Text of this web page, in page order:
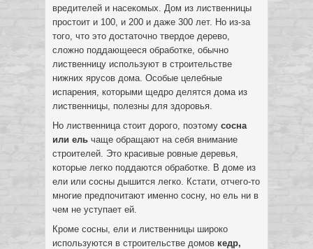
вредителей и насекомых. Дом из лиственницы
простоит и 100, и 200 и даже 300 лет. Но из-за
того, что это достаточно твердое дерево,
сложно поддающееся обработке, обычно
лиственницу используют в строительстве
нижних ярусов дома. Особые целебные
испарения, которыми щедро делятся дома из
лиственницы, полезны для здоровья.
Но лиственница стоит дорого, поэтому сосна
или ель чаще обращают на себя внимание
строителей. Это красивые ровные деревья,
которые легко поддаются обработке. В доме из
ели или сосны дышится легко. Кстати, отчего-то
многие предпочитают именно сосну, но ель ни в
чем не уступает ей.
Кроме сосны, ели и лиственницы широко
используются в строительстве домов кедр,